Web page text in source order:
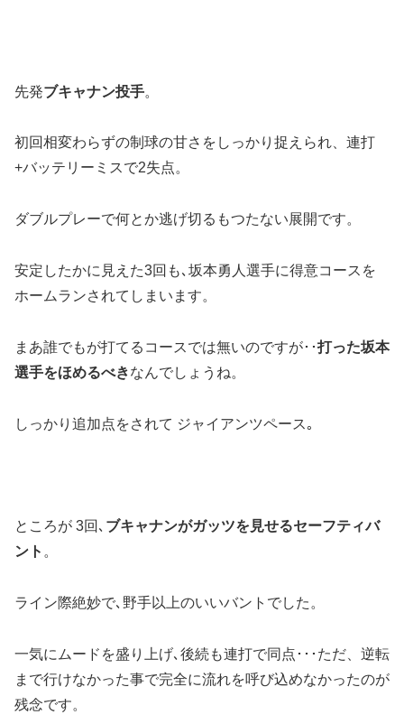
先発ブキャナン投手。
初回相変わらずの制球の甘さをしっかり捉えられ、連打
+バッテリーミスで2失点。
ダブルプレーで何とか逃げ切るもつたない展開です。
安定したかに見えた3回も､坂本勇人選手に得意コースを
ホームランされてしまいます。
まあ誰でもが打てるコースでは無いのですが･･打った坂本
選手をほめるべきなんでしょうね。
しっかり追加点をされて ジャイアンツペース｡
ところが 3回､ ブキャナンがガッツを見せるセーフティバ
ント 。
ライン際絶妙で､野手以上のいいバントでした。
一気にムードを盛り上げ､後続も連打で同点･･･ただ、逆転
まで行けなかった事で完全に流れを呼び込めなかったのが
残念です。